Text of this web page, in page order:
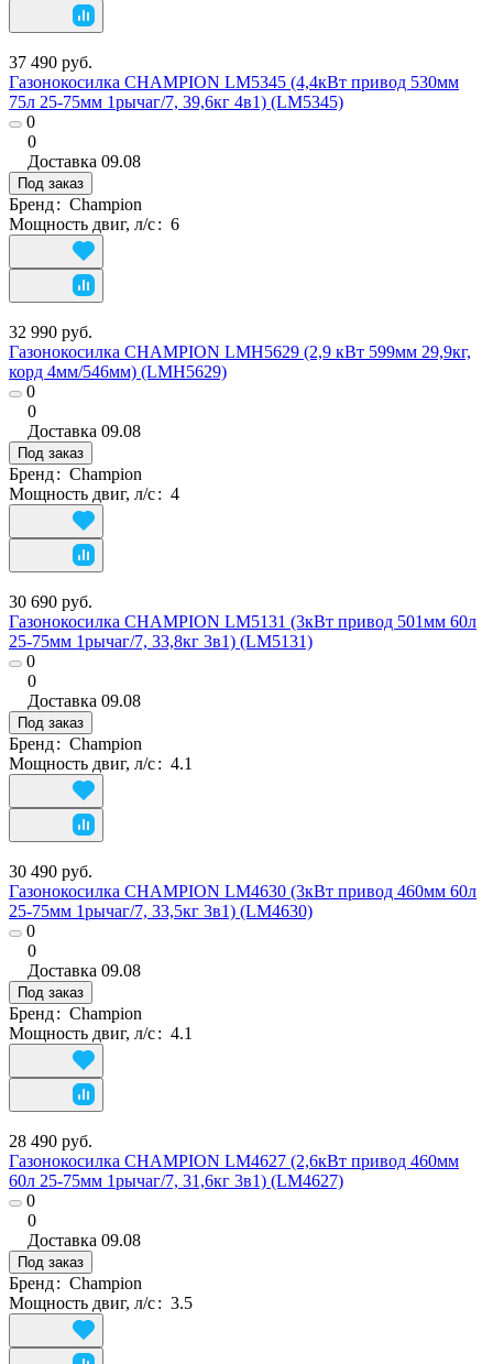
37 490 руб.
Газонокосилка CHAMPION LM5345 (4,4кВт привод 530мм
75л 25-75мм 1рычаг/7, 39,6кг 4в1) (LM5345)
0
0
Доставка 09.08
Под заказ
Бренд: Champion
Мощность двиг, л/с: 6
32 990 руб.
Газонокосилка CHAMPION LMH5629 (2,9 кВт 599мм 29,9кг,
корд 4мм/546мм) (LMH5629)
0
0
Доставка 09.08
Под заказ
Бренд: Champion
Мощность двиг, л/с: 4
30 690 руб.
Газонокосилка CHAMPION LM5131 (3кВт привод 501мм 60л
25-75мм 1рычаг/7, 33,8кг 3в1) (LM5131)
0
0
Доставка 09.08
Под заказ
Бренд: Champion
Мощность двиг, л/с: 4.1
30 490 руб.
Газонокосилка CHAMPION LM4630 (3кВт привод 460мм 60л
25-75мм 1рычаг/7, 33,5кг 3в1) (LM4630)
0
0
Доставка 09.08
Под заказ
Бренд: Champion
Мощность двиг, л/с: 4.1
28 490 руб.
Газонокосилка CHAMPION LM4627 (2,6кВт привод 460мм
60л 25-75мм 1рычаг/7, 31,6кг 3в1) (LM4627)
0
0
Доставка 09.08
Под заказ
Бренд: Champion
Мощность двиг, л/с: 3.5